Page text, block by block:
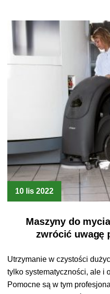
10 lis 2022
Maszyny do
zwrócić uwagę
Utrzymanie w czystości
tylko systematyczności, ale i
Pomocne są w tym